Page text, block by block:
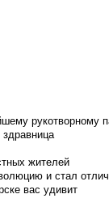
рукотворному
жителей
и стал
вас удивит